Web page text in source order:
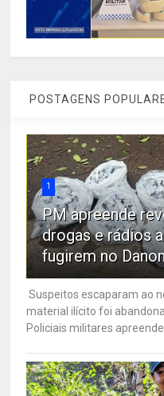
POSTAGENS
1
PM apreende
drogas e rádios
fugirem no
Suspeitos escaparam ao
material ilícito foi
Policiais militares